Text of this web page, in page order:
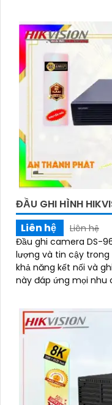
ĐẦU GHI HÌNH
Liên hệ
Liên hệ
Đầu ghi camera DS-
lượng và tin cậy trong
khả năng kết nối và
này đáp ứng mọi nhu